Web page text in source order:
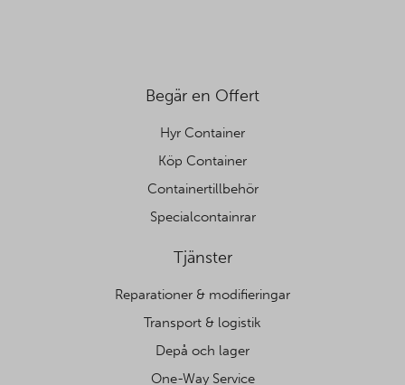
Begär en Offert
Hyr Container
Köp Container
Containertillbehör
Specialcontainrar
Tjänster
Reparationer & modifieringar
Transport & logistik
Depå och lager
One-Way Service